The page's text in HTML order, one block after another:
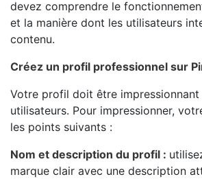
devez comprendre le
et la manière dont les utilisateurs
contenu.
Créez un profil professionnel sur
Votre profil doit être
utilisateurs. Pour impressionner,
les points suivants :
Nom et description du profil :
marque clair avec une description